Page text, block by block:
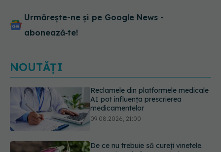
Urmărește-ne și pe Google News -
abonează‑te!
NOUTĂȚI
De ce nu trebuie să cureți vinetele.
Ce conține, de fapt, coaja lor
09.08.2026, 20:00